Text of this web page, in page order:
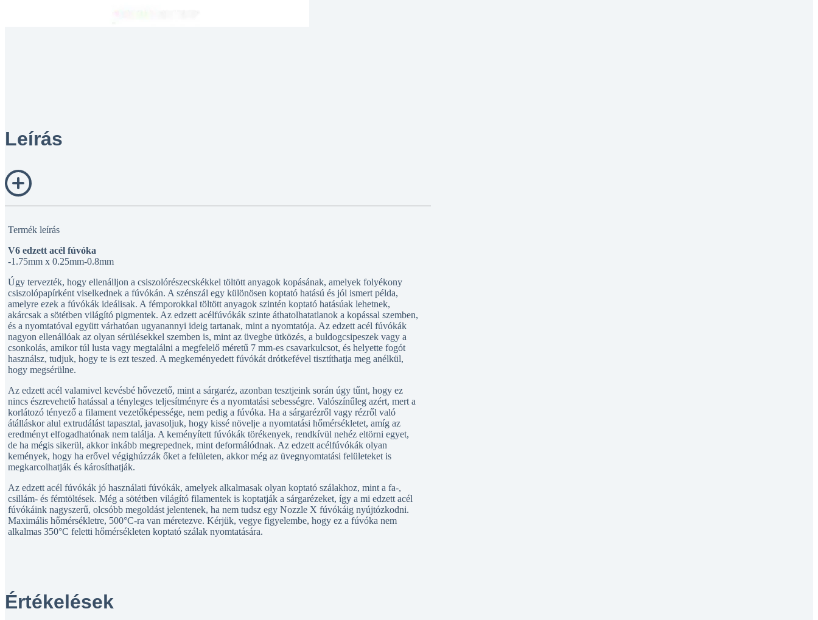
Leírás
Termék leírás
V6 edzett acél fúvóka
-1.75mm x 0.25mm-0.8mm
Úgy tervezték, hogy ellenálljon a csiszolórészecskékkel töltött anyagok kopásának, amelyek folyékony
csiszolópapírként viselkednek a fúvókán. A szénszál egy különösen koptató hatású és jól ismert példa,
amelyre ezek a fúvókák ideálisak. A fémporokkal töltött anyagok szintén koptató hatásúak lehetnek,
akárcsak a sötétben világító pigmentek. Az edzett acélfúvókák szinte áthatolhatatlanok a kopással szemben,
és a nyomtatóval együtt várhatóan ugyanannyi ideig tartanak, mint a nyomtatója. Az edzett acél fúvókák
nagyon ellenállóak az olyan sérülésekkel szemben is, mint az üvegbe ütközés, a buldogcsipeszek vagy a
csonkolás, amikor túl lusta vagy megtalálni a megfelelő méretű 7 mm-es csavarkulcsot, és helyette fogót
használsz, tudjuk, hogy te is ezt teszed. A megkeményedett fúvókát drótkefével tisztíthatja meg anélkül,
hogy megsérülne.
Az edzett acél valamivel kevésbé hővezető, mint a sárgaréz, azonban tesztjeink során úgy tűnt, hogy ez
nincs észrevehető hatással a tényleges teljesítményre és a nyomtatási sebességre. Valószínűleg azért, mert a
korlátozó tényező a filament vezetőképessége, nem pedig a fúvóka. Ha a sárgarézről vagy rézről való
átálláskor alul extrudálást tapasztal, javasoljuk, hogy kissé növelje a nyomtatási hőmérsékletet, amíg az
eredményt elfogadhatónak nem találja. A keményített fúvókák törékenyek, rendkívül nehéz eltörni egyet,
de ha mégis sikerül, akkor inkább megrepednek, mint deformálódnak. Az edzett acélfúvókák olyan
kemények, hogy ha erővel végighúzzák őket a felületen, akkor még az üvegnyomtatási felületeket is
megkarcolhatják és károsíthatják.
Az edzett acél fúvókák jó használati fúvókák, amelyek alkalmasak olyan koptató szálakhoz, mint a fa-,
csillám- és fémtöltések. Még a sötétben világító filamentek is koptatják a sárgarézeket, így a mi edzett acél
fúvókáink nagyszerű, olcsóbb megoldást jelentenek, ha nem tudsz egy Nozzle X fúvókáig nyújtózkodni.
Maximális hőmérsékletre, 500°C-ra van méretezve. Kérjük, vegye figyelembe, hogy ez a fúvóka nem
alkalmas 350°C feletti hőmérsékleten koptató szálak nyomtatására.
Értékelések